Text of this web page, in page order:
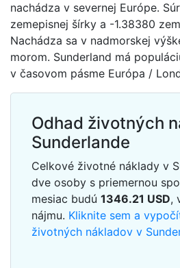
nachádza v severnej Európe.
zemepisnej šírky a -1.38380
Nachádza sa v nadmorskej
morom. Sunderland má
v časovom pásme Európa /
Odhad životných
Sunderlande
Celkové životné náklady v
dve osoby s priemernou
mesiac budú 1346.21 USD,
nájmu. Kliknite sem a
životných nákladov v